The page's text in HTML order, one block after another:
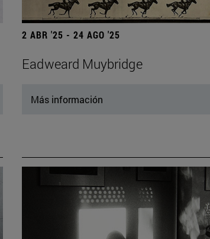
2 ABR '25 - 24 AGO '25
Eadweard Muybridge
Más información